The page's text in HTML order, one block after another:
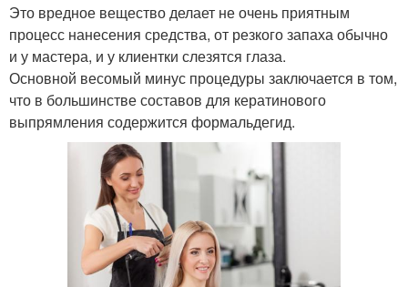
Это вредное вещество делает не очень приятным
процесс нанесения средства, от резкого запаха обычно
и у мастера, и у клиентки слезятся глаза.
Основной весомый минус процедуры заключается в том,
что в большинстве составов для кератинового
выпрямления содержится формальдегид.